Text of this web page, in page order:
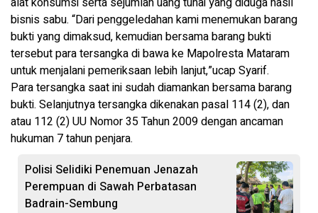
bisnis sabu. “Dari penggeledahan kami menemukan barang
bukti yang dimaksud, kemudian bersama barang bukti
tersebut para tersangka di bawa ke Mapolresta Mataram
untuk menjalani pemeriksaan lebih lanjut,”ucap Syarif.
Para tersangka saat ini sudah diamankan bersama barang
bukti. Selanjutnya tersangka dikenakan pasal 114 (2), dan
atau 112 (2) UU Nomor 35 Tahun 2009 dengan ancaman
hukuman 7 tahun penjara.
Polisi Selidiki Penemuan Jenazah
Perempuan di Sawah Perbatasan
Badrain-Sembung